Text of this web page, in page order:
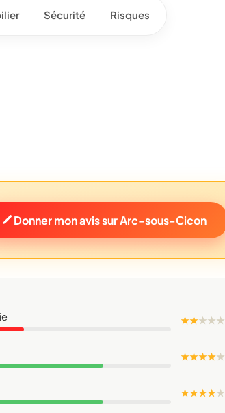
Sécurité Risques
Donner mon avis sur Arc-sous-Cicon
★ ★★★★
★ ★ ★ ★★
★ ★ ★ ★★